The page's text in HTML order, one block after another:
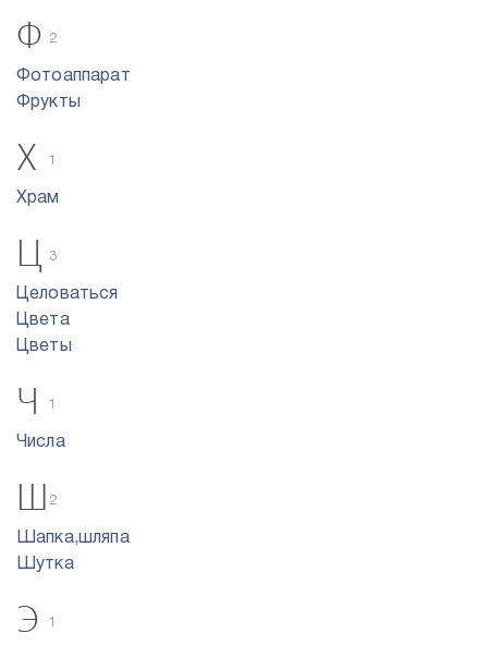
Ф 2
Фотоаппарат
Фрукты
Х 1
Храм
Ц 3
Целоваться
Цвета
Цветы
Ч 1
Числа
Ш 2
Шапка,шляпа
Шутка
Э 1